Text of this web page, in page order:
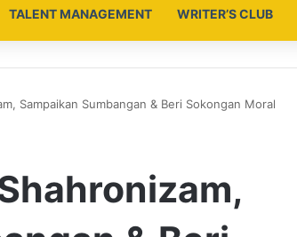
TALENT MANAGEMENT WRITER’S CLUB
Sampaikan Sumbangan & Beri Sokongan Moral